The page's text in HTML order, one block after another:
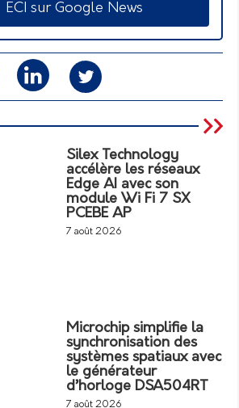
ECI sur Google News
Silex Technology
accélère les réseaux
Edge AI avec son
module Wi Fi 7 SX
PCEBE AP
7 août 2026
Microchip simplifie la
synchronisation des
systèmes spatiaux avec
le générateur
d’horloge DSA504RT
7 août 2026